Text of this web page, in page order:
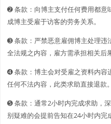
➋️️ 条款：向博主支付任何费用都意
成博主受雇于访客的劳务关系。
➌ 条款：严禁恶意雇佣博主处理违
全法规之内容，雇方需承担相关后果
➍ 条款：博主会对受雇之资料内容
任何不法内容，此类求助直接退款。
➎ 条款：通常2小时内完成求助，
别疑难的会提前告知在24小时内完